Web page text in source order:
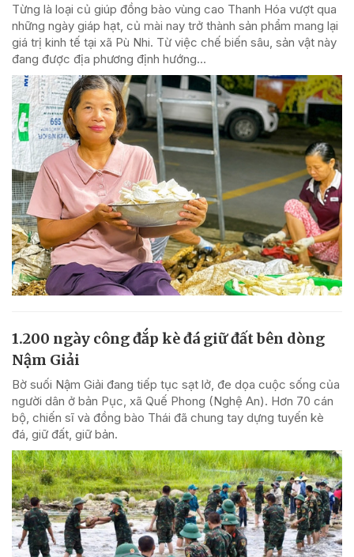
Từng là loại củ giúp đồng bào vùng cao Thanh Hóa vượt qua
những ngày giáp hạt, củ mài nay trở thành sản phẩm mang lại
giá trị kinh tế tại xã Pù Nhi. Từ việc chế biến sâu, sản vật này
đang được địa phương định hướng...
1.200 ngày công đắp kè đá giữ đất bên dòng
Nậm Giải
Bờ suối Nậm Giải đang tiếp tục sạt lở, đe dọa cuộc sống của
người dân ở bản Pục, xã Quế Phong (Nghệ An). Hơn 70 cán
bộ, chiến sĩ và đồng bào Thái đã chung tay dựng tuyến kè
đá, giữ đất, giữ bản.